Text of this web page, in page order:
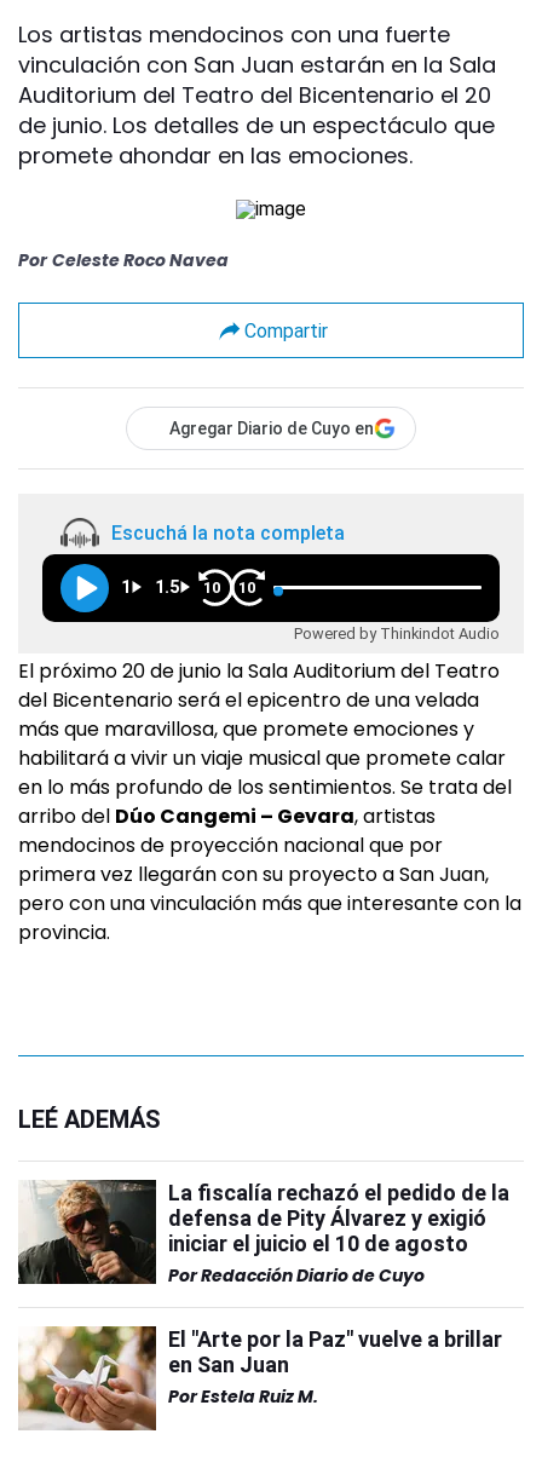
Los artistas mendocinos con una fuerte
vinculación con San Juan estarán en la Sala
Auditorium del Teatro del Bicentenario el 20
de junio. Los detalles de un espectáculo que
promete ahondar en las emociones.
Por Celeste Roco Navea
Compartir
Agregar Diario de Cuyo en
Escuchá la nota completa
1 1.5 10 10
Powered by Thinkindot Audio
El próximo 20 de junio la Sala Auditorium del Teatro
del Bicentenario será el epicentro de una velada
más que maravillosa, que promete emociones y
habilitará a vivir un viaje musical que promete calar
en lo más profundo de los sentimientos. Se trata del
arribo del Dúo Cangemi – Gevara, artistas
mendocinos de proyección nacional que por
primera vez llegarán con su proyecto a San Juan,
pero con una vinculación más que interesante con la
provincia.
LEÉ ADEMÁS
La fiscalía rechazó el pedido de la
defensa de Pity Álvarez y exigió
iniciar el juicio el 10 de agosto
PorRedacción Diario de Cuyo
El "Arte por la Paz" vuelve a brillar
en San Juan
PorEstela Ruiz M.